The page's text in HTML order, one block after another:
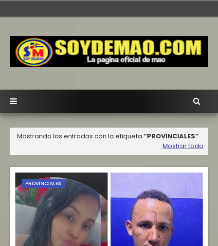
Mostrando las entradas con la etiqueta
PROVINCIALES
Mostrar todo
PROVINCIALES